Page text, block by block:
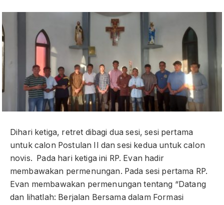
Dihari ketiga, retret dibagi dua sesi, sesi pertama
untuk calon Postulan II dan sesi kedua untuk calon
novis. Pada hari ketiga ini RP. Evan hadir
membawakan permenungan. Pada sesi pertama RP.
Evan membawakan permenungan tentang “Datang
dan lihatlah: Berjalan Bersama dalam Formasi